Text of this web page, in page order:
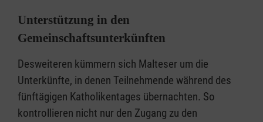
Unterstützung in den
Gemeinschaftsunterkünften
Desweiteren kümmern sich Malteser um die
Unterkünfte, in denen Teilnehmende während des
fünftägigen Katholikentages übernachten. So
kontrollieren nicht nur den Zugang zu den